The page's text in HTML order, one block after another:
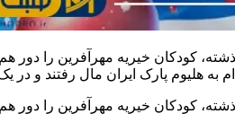
کودکان خیریه مهرآفرین را دور